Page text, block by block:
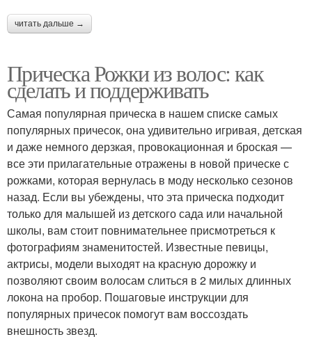
читать дальше →
Прическа Рожки из волос: как
сделать и поддерживать
Самая популярная прическа в нашем списке самых
популярных причесок, она удивительно игривая, детская
и даже немного дерзкая, провокационная и броская —
все эти прилагательные отражены в новой прическе с
рожками, которая вернулась в моду несколько сезонов
назад. Если вы убеждены, что эта прическа подходит
только для малышей из детского сада или начальной
школы, вам стоит повнимательнее присмотреться к
фотографиям знаменитостей. Известные певицы,
актрисы, модели выходят на красную дорожку и
позволяют своим волосам слиться в 2 милых длинных
локона на пробор. Пошаговые инструкции для
популярных причесок помогут вам воссоздать
внешность звезд.